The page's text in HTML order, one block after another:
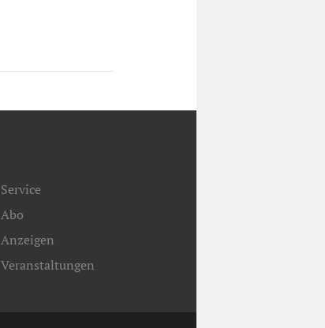
Service
Abo
Anzeigen
Veranstaltungen